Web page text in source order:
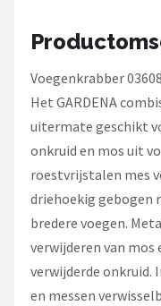
Alle merken →
Voegenkrabber
Het GARDENA
uitermate geschikt
onkruid en mos uit
roestvrijstalen mes
driehoekig gebogen
bredere voegen.
verwijderen van mos
verwijderde onkruid.
en messen